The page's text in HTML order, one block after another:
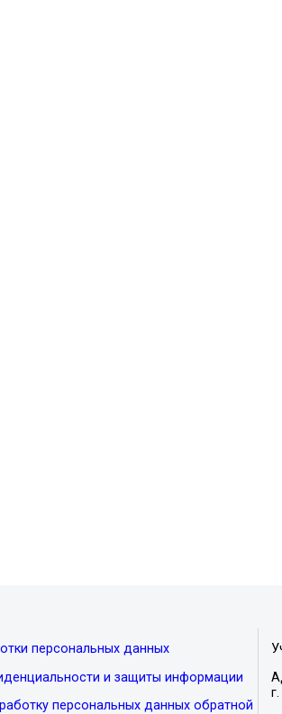
персональных данных
и защиты информации
персональных данных обратной